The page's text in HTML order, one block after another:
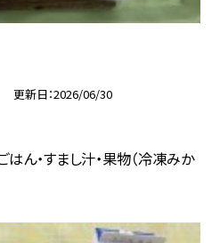
更新日 2026/06/30
はん・すまし汁・果物（冷凍みか